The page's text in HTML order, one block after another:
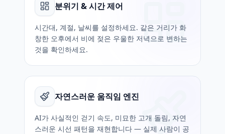
분위기 & 시간 제어
시간대, 계절, 날씨를 설정하세요. 같은 거리가 화
창한 오후에서 비에 젖은 우울한 저녁으로 변하는
것을 확인하세요.
자연스러운 움직임 엔진
AI가 사실적인 걷기 속도, 미묘한 고개 돌림, 자연
스러운 시선 패턴을 재현합니다 — 실제 사람이 공